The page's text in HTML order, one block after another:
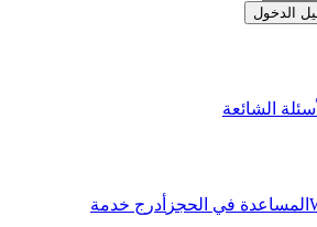
الدخول
الشائعة
المساعدة في الحجز أدرج خدمة